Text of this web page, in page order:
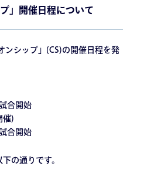
」開催日程について
ンシップ」(CS)の開催日程を発
合開始
催)
合開始
の通りです。